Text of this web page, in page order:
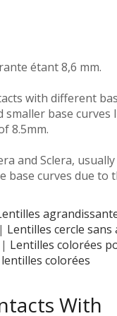
étant 8,6 mm.
with different
base curves
8.5mm.
and Sclera,
base curves due to
Lentilles cercle sans
Lentilles colorées
colorées
With